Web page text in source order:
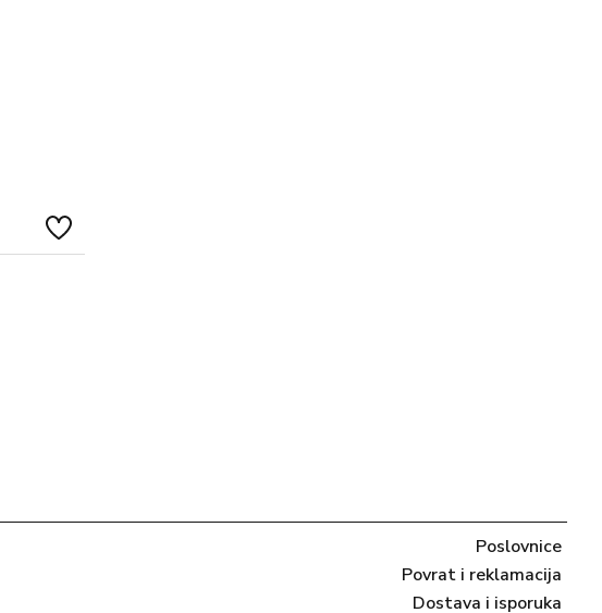
Poslovnice
Povrat i reklamacija
Dostava i isporuka